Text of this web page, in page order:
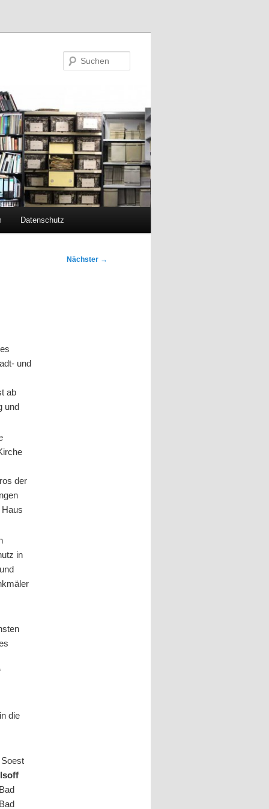
Datenschutz
Nächster →
und
ab
und
der
in
die